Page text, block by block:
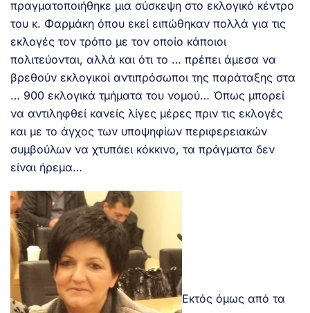
πραγματοποιήθηκε μια σύσκεψη στο εκλογικό κέντρο
του κ. Φαρμάκη όπου εκεί ειπώθηκαν πολλά για τις
εκλογές τον τρόπο με τον οποίο κάποιοι
πολιτεύονται, αλλά και ότι το … πρέπει άμεσα να
βρεθούν εκλογικοί αντιπρόσωποι της παράταξης στα
… 900 εκλογικά τμήματα του νομού… Όπως μπορεί
να αντιληφθεί κανείς λίγες μέρες πριν τις εκλογές
και με το άγχος των υποψηφίων περιφερειακών
συμβούλων να χτυπάει κόκκινο, τα πράγματα δεν
είναι ήρεμα…
Εκτός όμως από τα